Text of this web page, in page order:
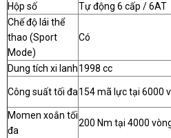
Hộp số
Tự động 6 cấp / 6AT
Chế độ lái thể
thao (Sport
Mode)
Có
Dung tích xi lanh1998 cc
Công suất tối đa154 mã lực tại 6000
Momen xoắn tối
đa
200 Nm tại 4000